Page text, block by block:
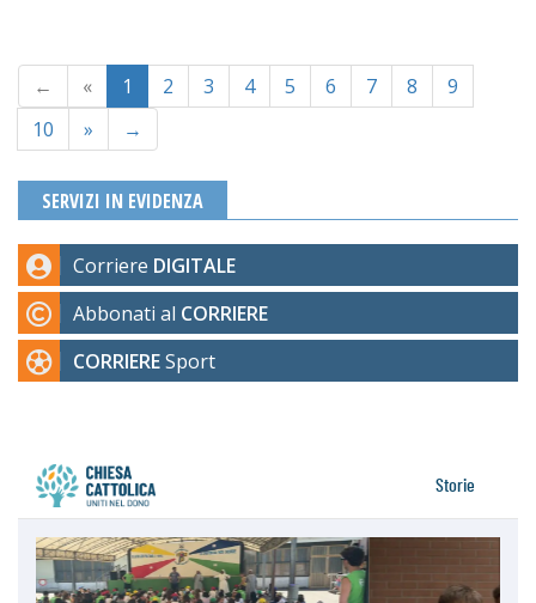
← « 1 2 3 4 5 6 7 8
9
10
» →
SERVIZI IN EVIDENZA
Corriere DIGITALE
Abbonati al CORRIERE
CORRIERESport